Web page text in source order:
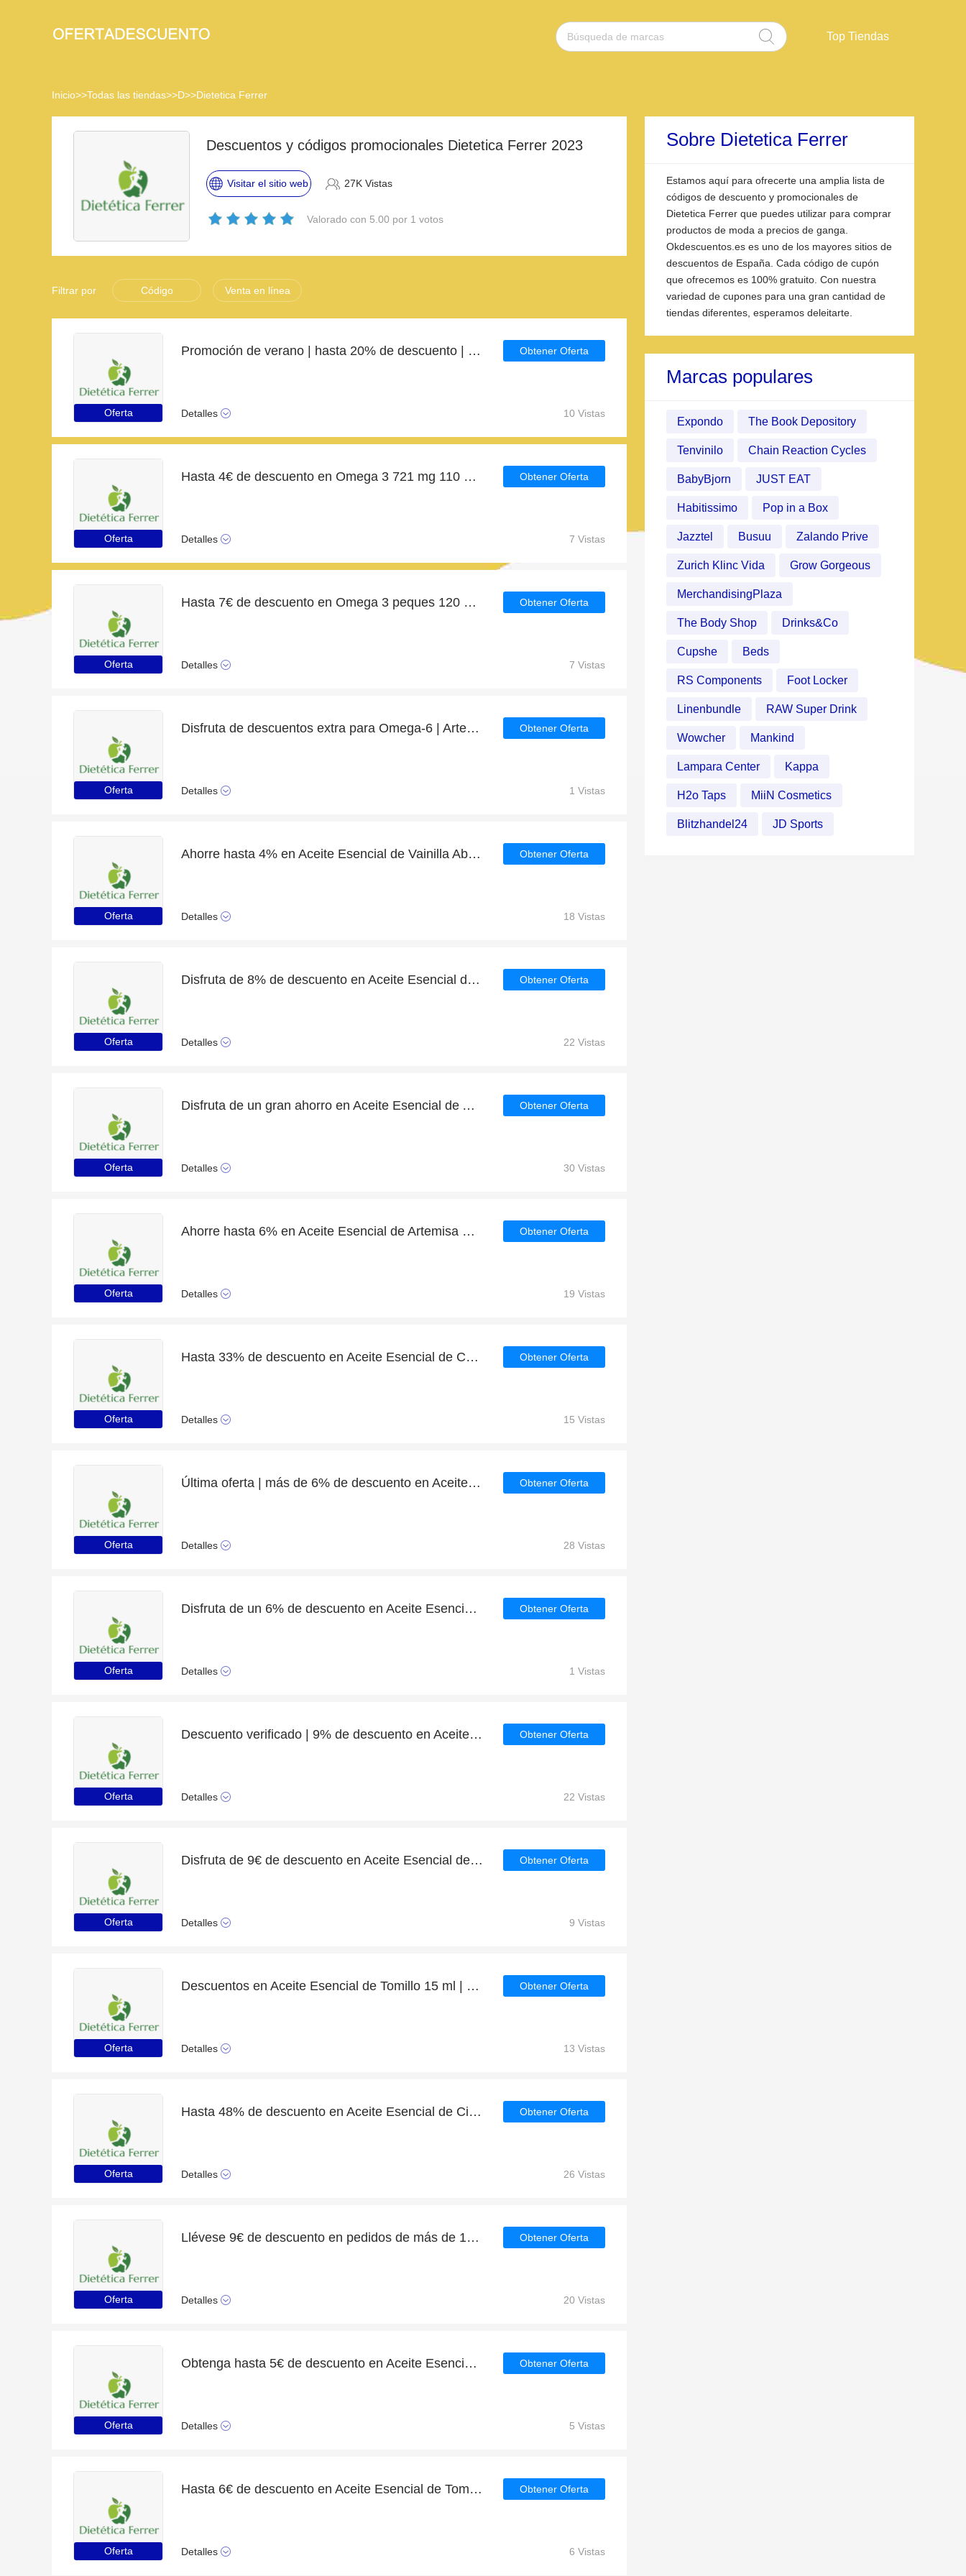
Top Tiendas
Inicio>>Todas las tiendas>>D>>Dietetica Ferrer
Descuentos y códigos promocionales Dietetica Ferrer 2023
Visitar el sitio web 27K Vistas
Valorado con 5.00 por 1 votos
Filtrar por Código Venta en línea
Oferta
Promoción de verano | hasta 20% de descuento | 8% de descuento en Omega 3 Plus 1335 mg 60 Capsulas | Robis
Detalles
Obtener Oferta
10 Vistas
Oferta
Hasta 4€ de descuento en Omega 3 721 mg 110 Perlas | Sotya y más
Detalles
Obtener Oferta
7 Vistas
Oferta
Hasta 7€ de descuento en Omega 3 peques 120 Perlas | Sura Vitasan y más
Detalles
Obtener Oferta
7 Vistas
Oferta
Disfruta de descuentos extra para Omega-6 | Artesania Agricola | fin de semana
Detalles
Obtener Oferta
1 Vistas
Oferta
Ahorre hasta 4% en Aceite Esencial de Vainilla Absoluto 2 ml | Terpenic Labs | caduca pronto
Detalles
Obtener Oferta
18 Vistas
Oferta
Disfruta de 8% de descuento en Aceite Esencial de Valeriana | Terpenic Labs | caduca pronto
Detalles
Obtener Oferta
22 Vistas
Oferta
Disfruta de un gran ahorro en Aceite Esencial de Apio | Terpenic Labs | más del 10% de descuento
Detalles
Obtener Oferta
30 Vistas
Oferta
Ahorre hasta 6% en Aceite Esencial de Artemisa Blanca | Terpenic Labs | caduca pronto
Detalles
Obtener Oferta
19 Vistas
Oferta
Hasta 33% de descuento en Aceite Esencial de Canela Ceilan 60% | Terpenic Labs | 6% de descuento en la venta final
Detalles
Obtener Oferta
15 Vistas
Oferta
Última oferta | más de 6% de descuento en Aceite Esencial de Coriandro 10 ml | Mon Deconatur
Detalles
Obtener Oferta
28 Vistas
Oferta
Disfruta de un 6% de descuento en Aceite Esencial de Naranja 12 ml | Mon Deconatur | que caduca pronto
Detalles
Obtener Oferta
1 Vistas
Oferta
Descuento verificado | 9% de descuento en Aceite Esencial de Ylang Ylang 12 ml | Mon Deconatur
Detalles
Obtener Oferta
22 Vistas
Oferta
Disfruta de 9€ de descuento en Aceite Esencial de Mandarina 12 ml | Mon Deconatur y mucho más | caduca pronto
Detalles
Obtener Oferta
9 Vistas
Oferta
Descuentos en Aceite Esencial de Tomillo 15 ml | Sol Natural y 9% de descuento
Detalles
Obtener Oferta
13 Vistas
Oferta
Hasta 48% de descuento en Aceite Esencial de Cipres 15 ml | Sol Natural por tiempo limitado
Detalles
Obtener Oferta
26 Vistas
Oferta
Llévese 9€ de descuento en pedidos de más de 100€ | caduca pronto
Detalles
Obtener Oferta
20 Vistas
Oferta
Obtenga hasta 5€ de descuento en Aceite Esencial de Menta 10 ml | Herdibel | finaliza pronto
Detalles
Obtener Oferta
5 Vistas
Oferta
Hasta 6€ de descuento en Aceite Esencial de Tomillo 10 ml | Herdibel y más
Detalles
Obtener Oferta
6 Vistas
Sobre Dietetica Ferrer
Estamos aquí para ofrecerte una amplia lista de
códigos de descuento y promocionales de
Dietetica Ferrer que puedes utilizar para comprar
productos de moda a precios de ganga.
Okdescuentos.es es uno de los mayores sitios de
descuentos de España. Cada código de cupón
que ofrecemos es 100% gratuito. Con nuestra
variedad de cupones para una gran cantidad de
tiendas diferentes, esperamos deleitarte.
Marcas populares
Expondo The Book Depository
Tenvinilo Chain Reaction Cycles
BabyBjorn JUST EAT
Habitissimo Pop in a Box
Jazztel Busuu Zalando Prive
Zurich Klinc Vida Grow Gorgeous
MerchandisingPlaza
The Body Shop Drinks&Co
Cupshe Beds
RS Components Foot Locker
Linenbundle RAW Super Drink
Wowcher Mankind
Lampara Center Kappa
H2o Taps MiiN Cosmetics
Blitzhandel24 JD Sports